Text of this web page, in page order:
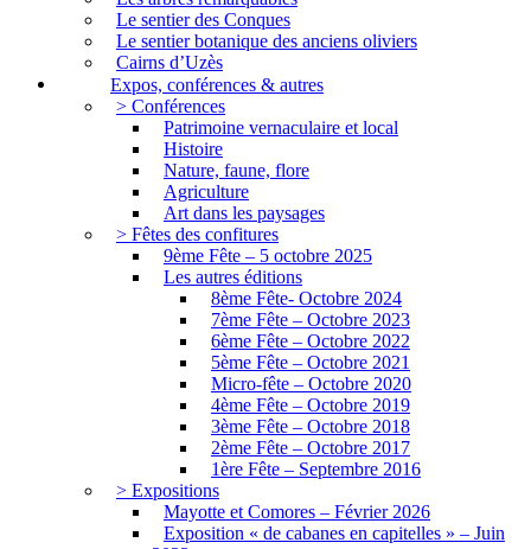
Le sentier des Conques
Le sentier botanique des anciens oliviers
Cairns d’Uzès
Expos, conférences & autres
> Conférences
Patrimoine vernaculaire et local
Histoire
Nature, faune, flore
Agriculture
Art dans les paysages
> Fêtes des confitures
9ème Fête – 5 octobre 2025
Les autres éditions
8ème Fête- Octobre 2024
7ème Fête – Octobre 2023
6ème Fête – Octobre 2022
5ème Fête – Octobre 2021
Micro-fête – Octobre 2020
4ème Fête – Octobre 2019
3ème Fête – Octobre 2018
2ème Fête – Octobre 2017
1ère Fête – Septembre 2016
> Expositions
Mayotte et Comores – Février 2026
Exposition « de cabanes en capitelles » – Juin